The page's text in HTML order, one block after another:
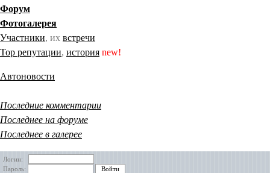
Форум
Фотогалерея
Участники, их встречи
Тор репутации, история new!
Автоновости
Последние комментарии
Последнее на форуме
Последнее в галерее
Логин:
Пароль: